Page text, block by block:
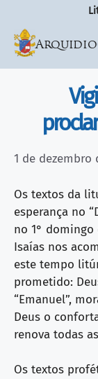
1 de dezembro
Os textos da
esperança no
no 1° domingo
Isaías nos
este tempo
prometido:
“Emanuel”,
Deus o
renova todas
Os textos